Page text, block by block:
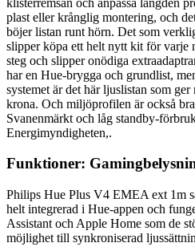
plast eller krånglig montering, och
böjer listan runt hörn. Det som
slipper köpa ett helt nytt kit för varje
steg och slipper onödiga
har en Hue-brygga och grundlist,
systemet är det här ljuslistan som
krona. Och miljöprofilen är också
Svanenmärkt och låg standby-
Energimyndigheten,.
Funktioner:
Philips Hue Plus V4 EMEA ext 1m
helt integrerad i Hue-appen och
Assistant och Apple Home som de
möjlighet till synkroniserad